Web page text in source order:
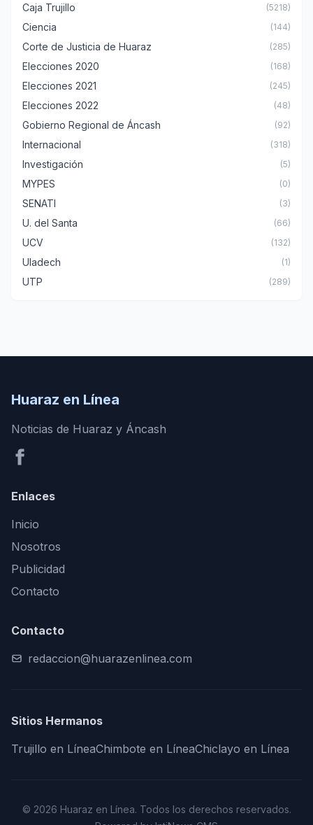
Caja Trujillo (5218)
Ciencia (144)
Corte de Justicia de Huaraz (285)
Elecciones 2020 (168)
Elecciones 2021 (245)
Elecciones 2022 (48)
Gobierno Regional de Áncash (92)
Internacional (318)
Investigación (5)
MYPES (0)
SENATI (3)
U. del Santa (66)
UCV (132)
Uladech (1)
UTP (289)
Huaraz en Línea
Noticias de Huaraz y Áncash
Enlaces
Inicio
Nosotros
Publicidad
Contacto
Contacto
redaccion@huarazenlinea.com
Sitios Hermanos
Trujillo en LíneaChimbote en LíneaChiclayo en Línea
© 2026 Huaraz en Línea. Todos los derechos reservados.